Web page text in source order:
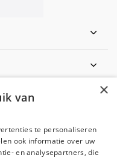
nieuwsbrief
Abonneer
×
van
te personaliseren
ook informatie over uw
en analysepartners, die